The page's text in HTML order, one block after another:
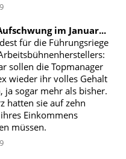
im Januar...
für die Führungsriege
sollen die Topmanager
wieder ihr volles Gehalt
ja sogar mehr als bisher.
hatten sie auf zehn
Einkommens
müssen.